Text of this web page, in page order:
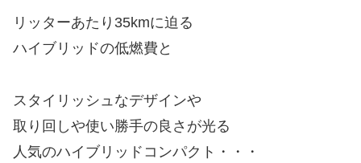
リッターあたり35kmに迫る
ハイブリッドの低燃費と
スタイリッシュなデザインや
取り回しや使い勝手の良さが光る
人気のハイブリッドコンパクト・・・